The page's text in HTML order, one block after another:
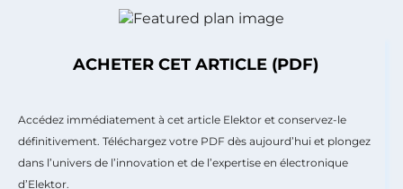
ACHETER CET ARTICLE (PDF)
Accédez immédiatement à cet article Elektor et conservez-le
définitivement. Téléchargez votre PDF dès aujourd’hui et plongez
dans l’univers de l’innovation et de l’expertise en électronique
d’Elektor.